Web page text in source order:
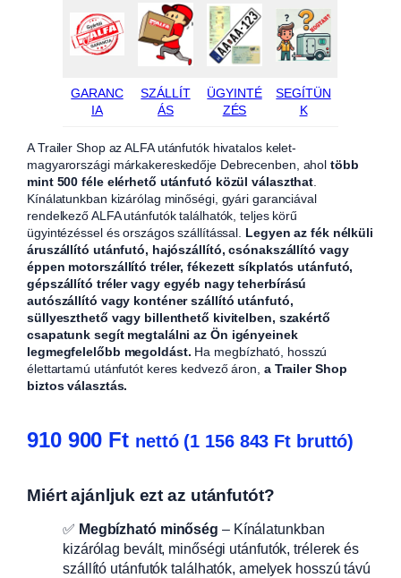
GARANC
IA
SZÁLLÍT
ÁS
ÜGYINTÉ
ZÉS
SEGÍTÜN
K
A Trailer Shop az ALFA utánfutók hivatalos kelet-
magyarországi márkakereskedője Debrecenben, aholtöbb
mint 500 féle elérhető utánfutó közül választhat
Kínálatunkban kizárólag minőségi, gyári garanciával
rendelkező ALFA utánfutók találhatók, teljes körű
ügyintézéssel és országos szállítással. Legyen az fék nélküli
áruszállító utánfutó, hajószállító, csónakszállító vagy
éppen motorszállító tréler, fékezett síkplatós utánfutó,
gépszállító tréler vagy egyéb nagy teherbírású
autószállító vagy konténer szállító utánfutó,
süllyeszthető vagy billenthető kivitelben, szakértő
csapatunk segít megtalálni az Ön igényeinek
legmegfelelőbb megoldást. Ha megbízható, hosszú
élettartamú utánfutót keres kedvező áron, a Trailer Shop
biztos választás.
910 900 Ft nettó (1 156 843 Ft bruttó)
Miért ajánljuk ezt az utánfutót?
✅ Megbízható minőség – Kínálatunkban
kizárólag bevált, minőségi utánfutók, trélerek és
szállító utánfutók találhatók, amelyek hosszú távú